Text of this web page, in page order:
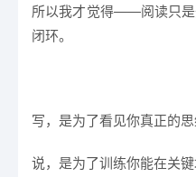
所以我才觉得——阅读只
闭环。
写，是为了看见你真正的
说，是为了训练你能在关键